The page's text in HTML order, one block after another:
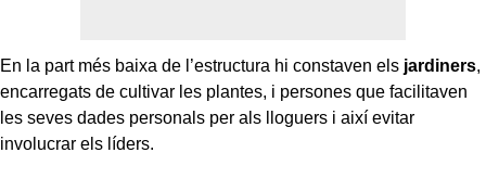
En la part més baixa de l’estructura hi constaven els jardiners,
encarregats de cultivar les plantes, i persones que facilitaven
les seves dades personals per als lloguers i així evitar
involucrar els líders.